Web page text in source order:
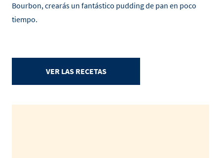
Bourbon, crearás un fantástico pudding de pan en poco
tiempo.
VER LAS RECETAS